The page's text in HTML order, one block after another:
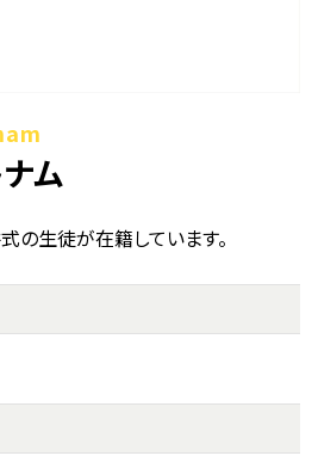
ム
の生徒が在籍しています。